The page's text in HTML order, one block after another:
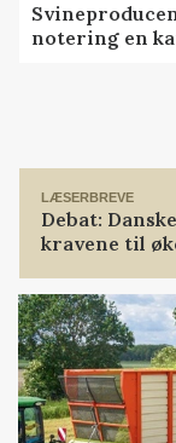
notering en
LÆSERBREVE
Debat:
kravene til